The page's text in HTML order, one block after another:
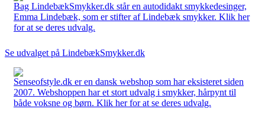
Bag LindebækSmykker.dk står en autodidakt smykkedesinger,
Emma Lindebæk, som er stifter af Lindebæk smykker. Klik her
for at se deres udvalg.
Se udvalget på LindebækSmykker.dk
Senseofstyle.dk er en dansk webshop som har eksisteret siden
2007. Webshoppen har et stort udvalg i smykker, hårpynt til
både voksne og børn. Klik her for at se deres udvalg.